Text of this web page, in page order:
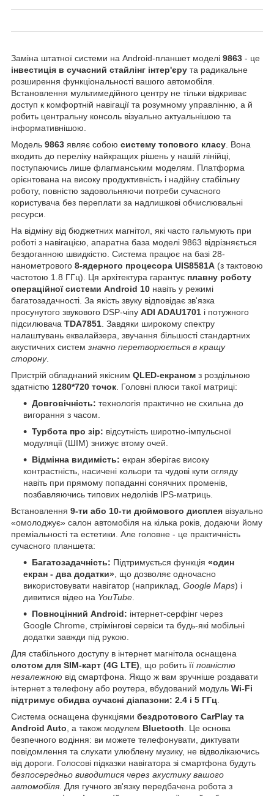
Заміна штатної системи на Android-планшет моделі 9863 - це
інвестиція в сучасний стайлінг інтер'єру та радикальне
розширення функціональності вашого автомобіля.
Встановлення мультимедійного центру не тільки відкриває
доступ к комфортній навігації та розумному управлінню, а й
робить центральну консоль візуально актуальнішою та
інформативнішою.
Модель 9863 являє собою систему топового класу. Вона
входить до переліку найкращих рішень у нашій лінійці,
поступаючись лише флагманським моделям. Платформа
орієнтована на високу продуктивність і надійну стабільну
роботу, повністю задовольняючи потреби сучасного
користувача без переплати за надлишкові обчислювальні
ресурси.
На відміну від бюджетних магнітол, які часто гальмують при
роботі з навігацією, апаратна база моделі 9863 відрізняється
бездоганною швидкістю. Система працює на базі 28-
нанометрового 8-ядерного процесора UIS8581A (з тактовою
частотою 1.8 ГГц). Ця архітектура гарантує плавну роботу
операційної системи Android 10 навіть у режимі
багатозадачності. За якість звуку відповідає зв'язка
просунутого звукового DSP-чіпу ADI ADAU1701 і потужного
підсилювача TDA7851. Завдяки широкому спектру
налаштувань еквалайзера, звучання більшості стандартних
акустичних систем значно перетворюється в кращу
сторону.
Пристрій обладнаний якісним QLED-екраном з роздільною
здатністю 1280*720 точок. Головні плюси такої матриці:
Довговічність: технологія практично не схильна до
вигорання з часом.
Турбота про зір: відсутність широтно-імпульсної
модуляції (ШІМ) знижує втому очей.
Відмінна видимість: екран зберігає високу
контрастність, насичені кольори та чудові кути огляду
навіть при прямому попаданні сонячних променів,
позбавляючись типових недоліків IPS-матриць.
Встановлення 9-ти або 10-ти дюймового дисплея візуально
«омолоджує» салон автомобіля на кілька років, додаючи йому
преміальності та естетики. Але головне - це практичність
сучасного планшета:
Багатозадачність: Підтримується функція «один
екран - два додатки», що дозволяє одночасно
використовувати навігатор (наприклад, Google Maps) і
дивитися відео на YouTube.
Повноцінний Android: інтернет-серфінг через
Google Chrome, стрімінгові сервіси та будь-які мобільні
додатки завжди під рукою.
Для стабільного доступу в інтернет магнітола оснащена
слотом для SIM-карт (4G LTE), що робить її повністю
незалежною від смартфона. Якщо ж вам зручніше роздавати
інтернет з телефону або роутера, вбудований модуль Wi-Fi
підтримує обидва сучасні діапазони: 2.4 і 5 ГГц.
Система оснащена функціями бездротового CarPlay та
Android Auto, а також модулем Bluetooth. Це основа
безпечного водіння: ви можете телефонувати, диктувати
повідомлення та слухати улюблену музику, не відволікаючись
від дороги. Голосові підказки навігатора зі смартфона будуть
безпосередньо виводитися через акустику вашого
автомобіля. Для гучного зв'язку передбачена робота з